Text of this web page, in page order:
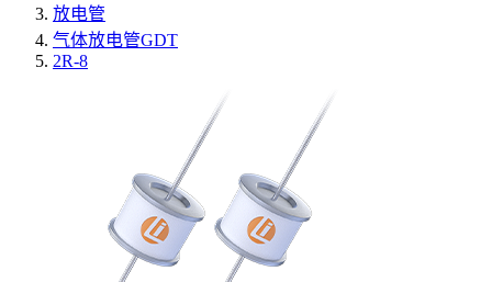
放电管
气体放电管GDT
2R-8